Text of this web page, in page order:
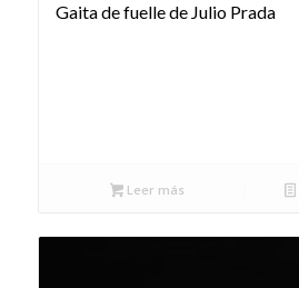
Gaita de fuelle de Julio Prada
Leer más